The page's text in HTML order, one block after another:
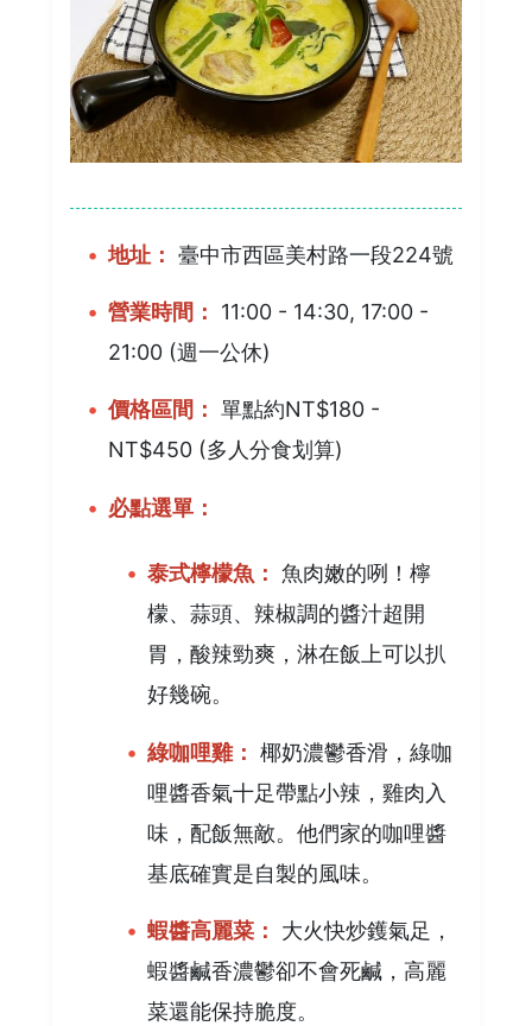
地址： 臺中市西區美村路一段224號
營業時間：
11:00 - 14:30, 17:00 -
21:00 (週一公休)
價格區間： 單點約NT$180 -
NT$450 (多人分食划算)
必點選單：
泰式檸檬魚： 魚肉嫩的咧！檸
檬、蒜頭、辣椒調的醬汁超開
胃，酸辣勁爽，淋在飯上可以扒
好幾碗。
綠咖哩雞： 椰奶濃鬱香滑，綠咖
哩醬香氣十足帶點小辣，雞肉入
味，配飯無敵。他們家的咖哩醬
基底確實是自製的風味。
蝦醬高麗菜：
大火快炒鑊氣足，
蝦醬鹹香濃鬱卻不會死鹹，高麗
菜還能保持脆度。